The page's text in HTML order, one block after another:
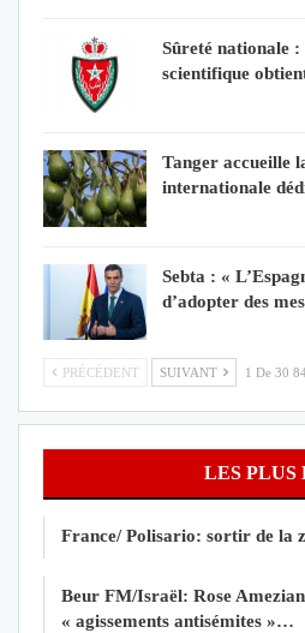
Sûreté nationale
scientifique
Tanger accueille
internationale
Sebta : «
d’adopter des
PRÉCÉDENT SUIVANT 1 De 30
LES PLUS
France/ Polisario: sortir de la
Beur FM/Israël: Rose
« agissements antisémites »…